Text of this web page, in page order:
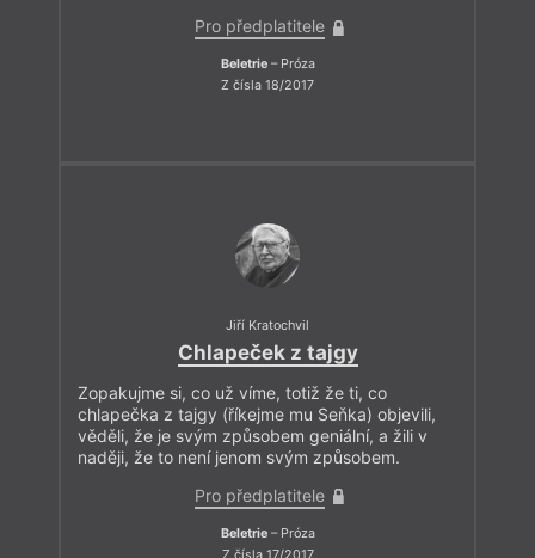
Pro předplatitele
Beletrie– Próza
Z čísla 18/2017
Jiří Kratochvil
Chlapeček z tajgy
Zopakujme si, co už víme, totiž že ti, co
chlapečka z tajgy (říkejme mu Seňka) objevili,
věděli, že je svým způsobem geniální, a žili v
naději, že to není jenom svým způsobem.
Pro předplatitele
Beletrie– Próza
Z čísla 17/2017